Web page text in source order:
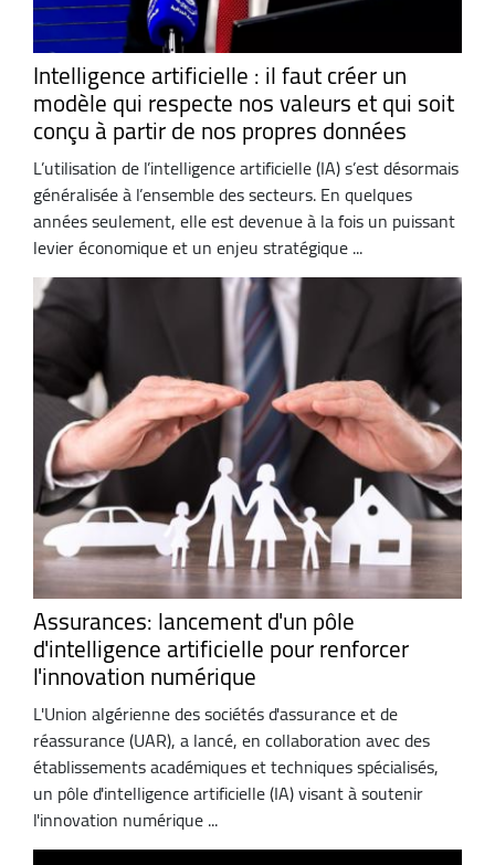
Intelligence artificielle : il faut créer un
modèle qui respecte nos valeurs et qui soit
conçu à partir de nos propres données
L’utilisation de l’intelligence artificielle (IA) s’est désormais
généralisée à l’ensemble des secteurs. En quelques
années seulement, elle est devenue à la fois un puissant
levier économique et un enjeu stratégique ...
Assurances: lancement d'un pôle
d'intelligence artificielle pour renforcer
l'innovation numérique
L'Union algérienne des sociétés d'assurance et de
réassurance (UAR), a lancé, en collaboration avec des
établissements académiques et techniques spécialisés,
un pôle d'intelligence artificielle (IA) visant à soutenir
l'innovation numérique ...